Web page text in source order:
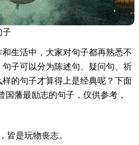
子
生活中，大家对句子都再熟悉不
子可以分为陈述句、疑问句、祈
的句子才算得上是经典呢？下面
国藩最励志的句子，仅供参考，
皆是玩物丧志。